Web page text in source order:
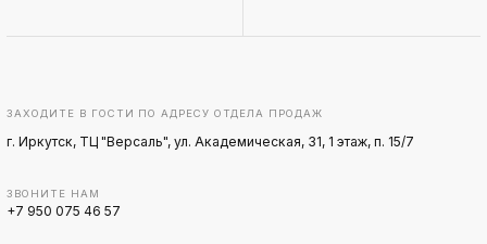
ЗАХОДИТЕ В ГОСТИ ПО АДРЕСУ ОТДЕЛА ПРОДАЖ
г. Иркутск, ТЦ "Версаль", ул. Академическая, 31, 1 этаж, п. 15/7
ЗВОНИТЕ НАМ
+7 950 075 46 57